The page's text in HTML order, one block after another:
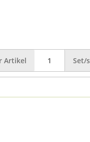
Artikel Set/s